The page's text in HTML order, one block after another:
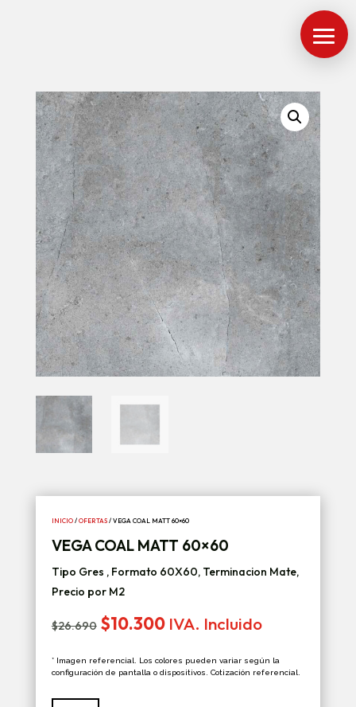
INICIO/ OFERTAS/ VEGA COAL MATT 60×60
VEGA COAL MATT 60×60
Tipo Gres , Formato 60X60, Terminacion Mate,
Precio por M2
$26.690 El
original
era:
$26.690.
$10.300El
actual
es:
IVA. Incluido
* Imagen referencial. Los colores pueden variar según la
configuración de pantalla o dispositivos. Cotización referencial.